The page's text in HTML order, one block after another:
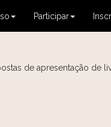
Participar
de apresentação de